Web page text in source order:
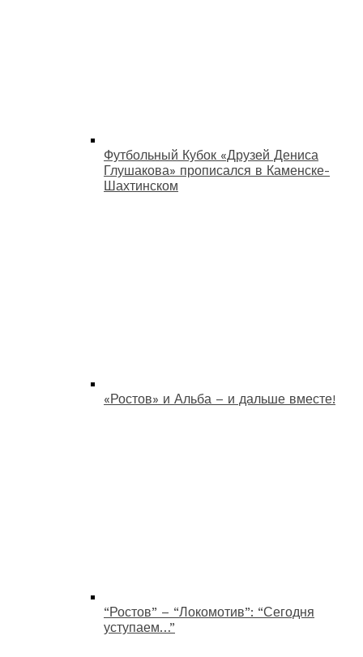
Футбольный Кубок «Друзей Дениса
Глушакова» прописался в Каменске-
Шахтинском
«Ростов» и Альба – и дальше вместе!
“Ростов” – “Локомотив”: “Сегодня
уступаем…”